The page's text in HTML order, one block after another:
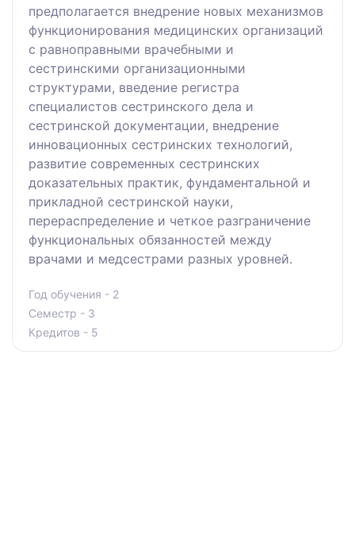
предполагается внедрение новых механизмов
функционирования медицинских организаций
с равноправными врачебными и
сестринскими организационными
структурами, введение регистра
специалистов сестринского дела и
сестринской документации, внедрение
инновационных сестринских технологий,
развитие современных сестринских
доказательных практик, фундаментальной и
прикладной сестринской науки,
перераспределение и четкое разграничение
функциональных обязанностей между
врачами и медсестрами разных уровней.
Год обучения - 2
Семестр - 3
Кредитов - 5